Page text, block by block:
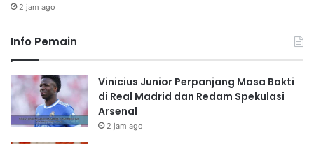
2 jam ago
Info Pemain
Vinicius Junior Perpanjang Masa Bakti
di Real Madrid dan Redam Spekulasi
Arsenal
2 jam ago